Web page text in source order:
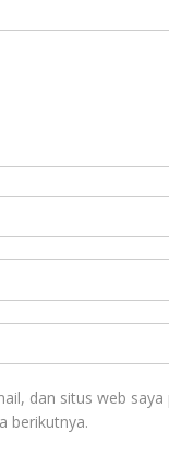
dan situs web
berikutnya.